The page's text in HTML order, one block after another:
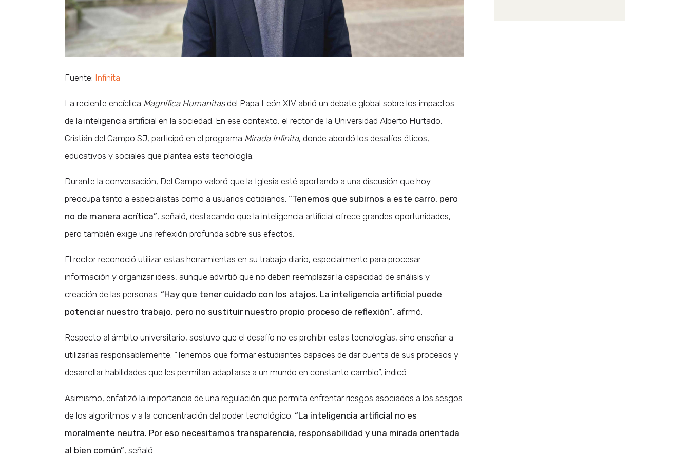
Fuente: Infinita
La reciente encíclica Magnifica Humanitasdel Papa León XIV abrió un debate global sobre los impactos
de la inteligencia artificial en la sociedad. En ese contexto, el rector de la Universidad Alberto Hurtado,
Cristián del Campo SJ, participó en el programa Mirada Infinita, donde abordó los desafíos éticos,
educativos y sociales que plantea esta tecnología.
Durante la conversación, Del Campo valoró que la Iglesia esté aportando a una discusión que hoy
preocupa tanto a especialistas como a usuarios cotidianos. “Tenemos que subirnos a este carro, pero
no de manera acrítica”, señaló, destacando que la inteligencia artificial ofrece grandes oportunidades,
pero también exige una reflexión profunda sobre sus efectos.
El rector reconoció utilizar estas herramientas en su trabajo diario, especialmente para procesar
información y organizar ideas, aunque advirtió que no deben reemplazar la capacidad de análisis y
creación de las personas. “Hay que tener cuidado con los atajos. La inteligencia artificial puede
potenciar nuestro trabajo, pero no sustituir nuestro propio proceso de reflexión”, afirmó.
Respecto al ámbito universitario, sostuvo que el desafío no es prohibir estas tecnologías, sino enseñar a
utilizarlas responsablemente. “Tenemos que formar estudiantes capaces de dar cuenta de sus procesos y
desarrollar habilidades que les permitan adaptarse a un mundo en constante cambio”, indicó.
Asimismo, enfatizó la importancia de una regulación que permita enfrentar riesgos asociados a los sesgos
de los algoritmos y a la concentración del poder tecnológico. “La inteligencia artificial no es
moralmente neutra. Por eso necesitamos transparencia, responsabilidad y una mirada orientada
al bien común”, señaló.